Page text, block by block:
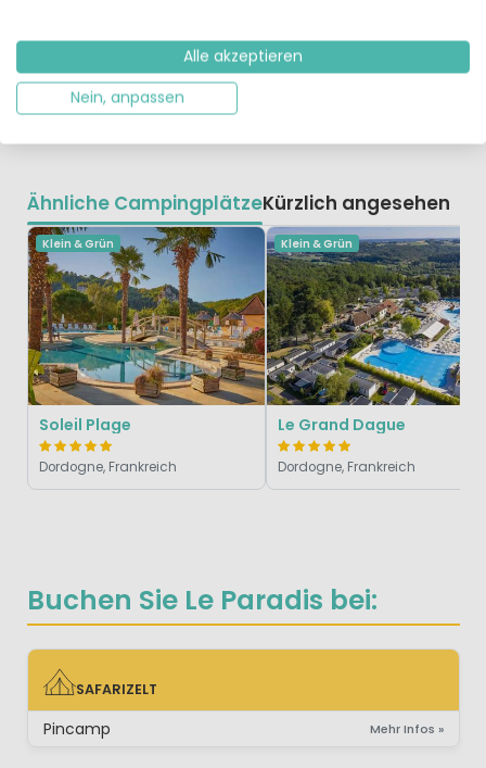
Buchen Sie Le Paradis bei:
SAFARIZELT
SAFARIZELT
Pincamp Mehr Infos »
regelmäßig finden organisierte Kanufahrten statt.
Ähnliche CampingplätzeKürzlich angesehen
Klein & Grün
Soleil Plage
Dordogne, Frankreich
Klein & Grün
Le Grand Dague
Dordogne, Frankreich
Alle akzeptieren
Nein, anpassen